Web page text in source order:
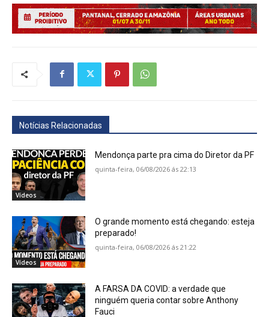
Notícias Relacionadas
Vídeos
Mendonça parte pra cima do Diretor da PF
quinta-feira, 06/08/2026 ás 22:13
Vídeos
O grande momento está chegando: esteja
preparado!
quinta-feira, 06/08/2026 ás 21:22
A FARSA DA COVID: a verdade que
ninguém queria contar sobre Anthony
Fauci